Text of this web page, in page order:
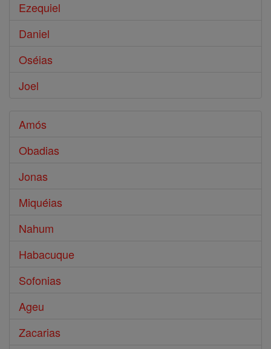
Ezequiel
Daniel
Oséias
Joel
Amós
Obadias
Jonas
Miquéias
Nahum
Habacuque
Sofonias
Ageu
Zacarias